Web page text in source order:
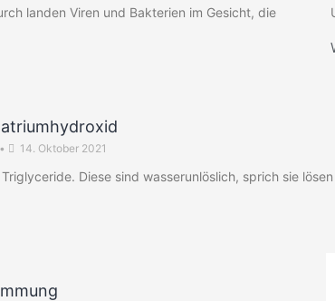
landen Viren und Bakterien im Gesicht, die
• 14. Oktober 2021
Diese sind wasserunlöslich, sprich sie